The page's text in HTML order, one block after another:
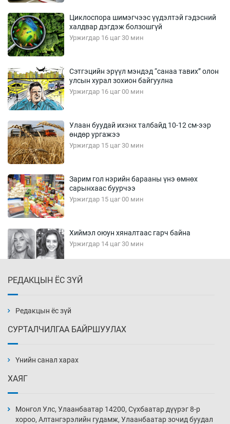
Циклоспора шимэгчээс үүдэлтэй гэдэсний
халдвар дэгдэж болзошгүй
Уржигдар 16 цаг 30 мин
Сэтгэцийн эрүүл мэндэд “санаа тавих” олон
улсын хурал зохион байгуулна
Уржигдар 16 цаг 00 мин
Улаан буудай ихэнх талбайд 10-12 см-ээр
өндөр ургажээ
Уржигдар 15 цаг 30 мин
Зарим гол нэрийн барааны үнэ өмнөх
сарынхаас буурчээ
Уржигдар 15 цаг 00 мин
Хиймэл оюун хяналтаас гарч байна
Уржигдар 14 цаг 30 мин
Уржигдар 14 цаг 00 мин
нэмэгджээ
Уржигдар 13 цаг 30 мин
РЕДАКЦЫН ЁС ЗҮЙ
Редакцын ёс зүй
СУРТАЛЧИЛГАА БАЙРШУУЛАХ
Үнийн санал харах
ХАЯГ
Монгол Улс, Улаанбаатар 14200, Сүхбаатар дүүрэг 8-р
хороо, Алтангэрэлийн гудамж, Улаанбаатар зочид буудал